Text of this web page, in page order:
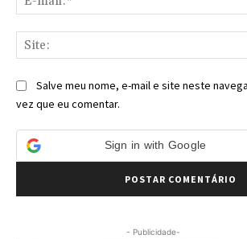
Salve meu nome, e-mail e site neste
vez que eu comentar.
Sign in with Google
- Publicidade-